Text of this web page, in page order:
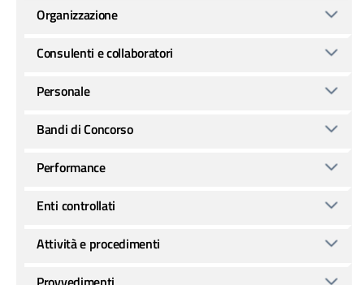
Organizzazione
Consulenti e collaboratori
Personale
Bandi di Concorso
Performance
Enti controllati
Attività e procedimenti